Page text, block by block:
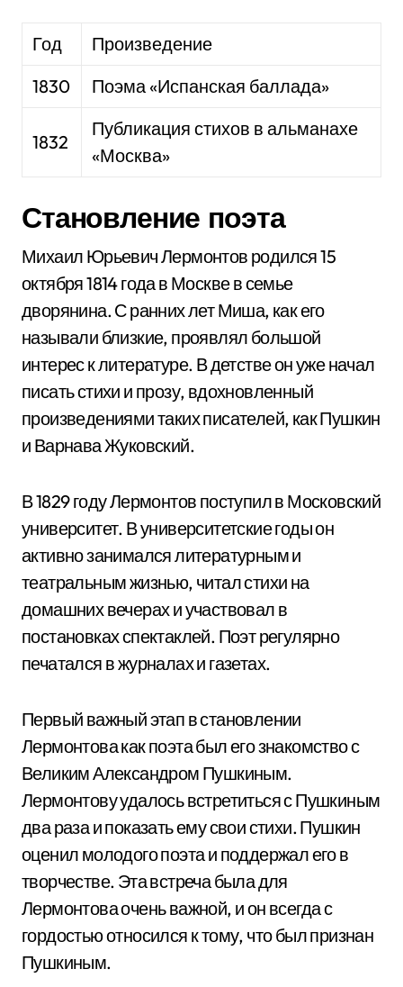
Год
Произведение
1830
Поэма «Испанская баллада»
1832
Публикация стихов в альманахе
«Москва»
Становление поэта
Михаил Юрьевич Лермонтов родился 15
октября 1814 года в Москве в семье
дворянина. С ранних лет Миша, как его
называли близкие, проявлял большой
интерес к литературе. В детстве он уже начал
писать стихи и прозу, вдохновленный
произведениями таких писателей, как Пушкин
и Варнава Жуковский.
В 1829 году Лермонтов поступил в Московский
университет. В университетские годы он
активно занимался литературным и
театральным жизнью, читал стихи на
домашних вечерах и участвовал в
постановках спектаклей. Поэт регулярно
печатался в журналах и газетах.
Первый важный этап в становлении
Лермонтова как поэта был его знакомство с
Великим Александром Пушкиным.
Лермонтову удалось встретиться с Пушкиным
два раза и показать ему свои стихи. Пушкин
оценил молодого поэта и поддержал его в
творчестве. Эта встреча была для
Лермонтова очень важной, и он всегда с
гордостью относился к тому, что был признан
Пушкиным.